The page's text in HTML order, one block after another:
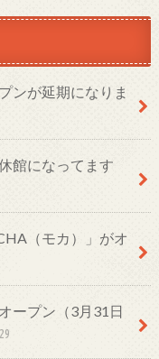
ンが延期になりま
館になってます
（モカ）」がオ
ープン（3月31日